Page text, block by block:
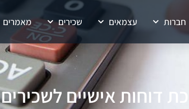
חברות עצמאים שכירים מאמרים
דוחות אישיים לשכירים